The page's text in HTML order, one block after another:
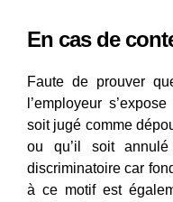
En cas de
Faute de prouver
l’employeur
soit jugé comme
ou qu’il soit
discriminatoire car
à ce motif est